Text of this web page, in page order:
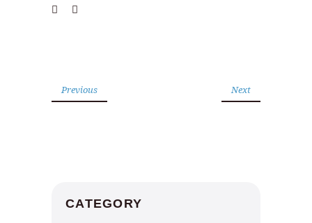
Previous Next
CATEGORY